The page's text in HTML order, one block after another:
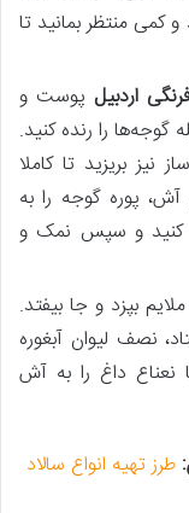
کمی منتظر بمانید تا
اردبیل پوست و
را رنده کنید.
نیز بریزید تا کاملا
پوره گوجه‌ را به
کنید و سپس نمک و
بپزد و جا بیفتد.
نصف لیوان آبغوره
نعناع داغ را به آش
طرز تهیه انواع سالاد